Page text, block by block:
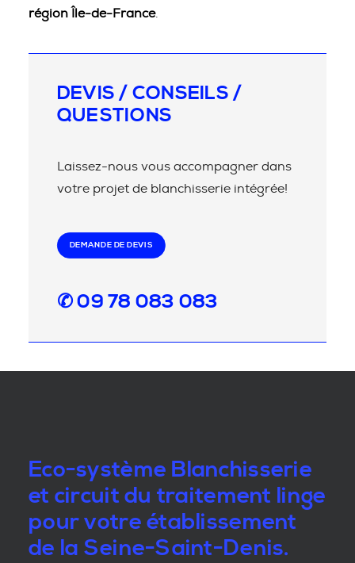
région Île-de-France.
DEVIS / CONSEILS /
QUESTIONS
Laissez-nous vous accompagner dans
votre projet de blanchisserie intégrée!
DEMANDE DE DEVIS
✆ 09 78 083 083
Eco-système Blanchisserie
et circuit du traitement linge
pour votre établissement
de la Seine-Saint-Denis.